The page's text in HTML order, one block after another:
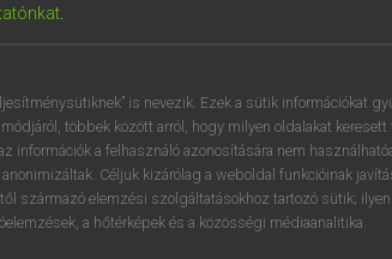
szótár
.
is nevezik. Ezek a sütik információkat
többek között arról, hogy milyen oldalakat keresett
információk a felhasználó azonosítására nem
Céljuk kizárólag a weboldal funkcióinak
származó elemzési szolgáltatásokhoz tartozó sütik;
a hőtérképek és a közösségi médiaanalitika.
IT NL
4 5 6 7 8 9
e r t z u i
d f g h j k l é
x c v b n m , .